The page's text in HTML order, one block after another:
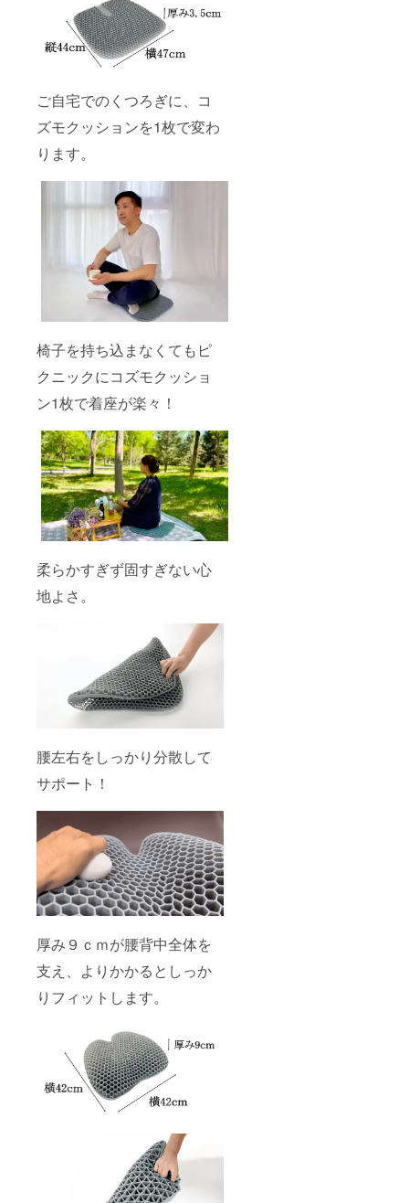
ご自宅でのくつろぎに、コ
ズモクッションを1枚で変わ
ります。
椅子を持ち込まなくてもピ
クニックにコズモクッショ
ン1枚で着座が楽々！
柔らかすぎず固すぎない心
地よさ。
腰左右をしっかり分散して
サポート！
厚み９ｃｍが腰背中全体を
支え、よりかかるとしっか
りフィットします。